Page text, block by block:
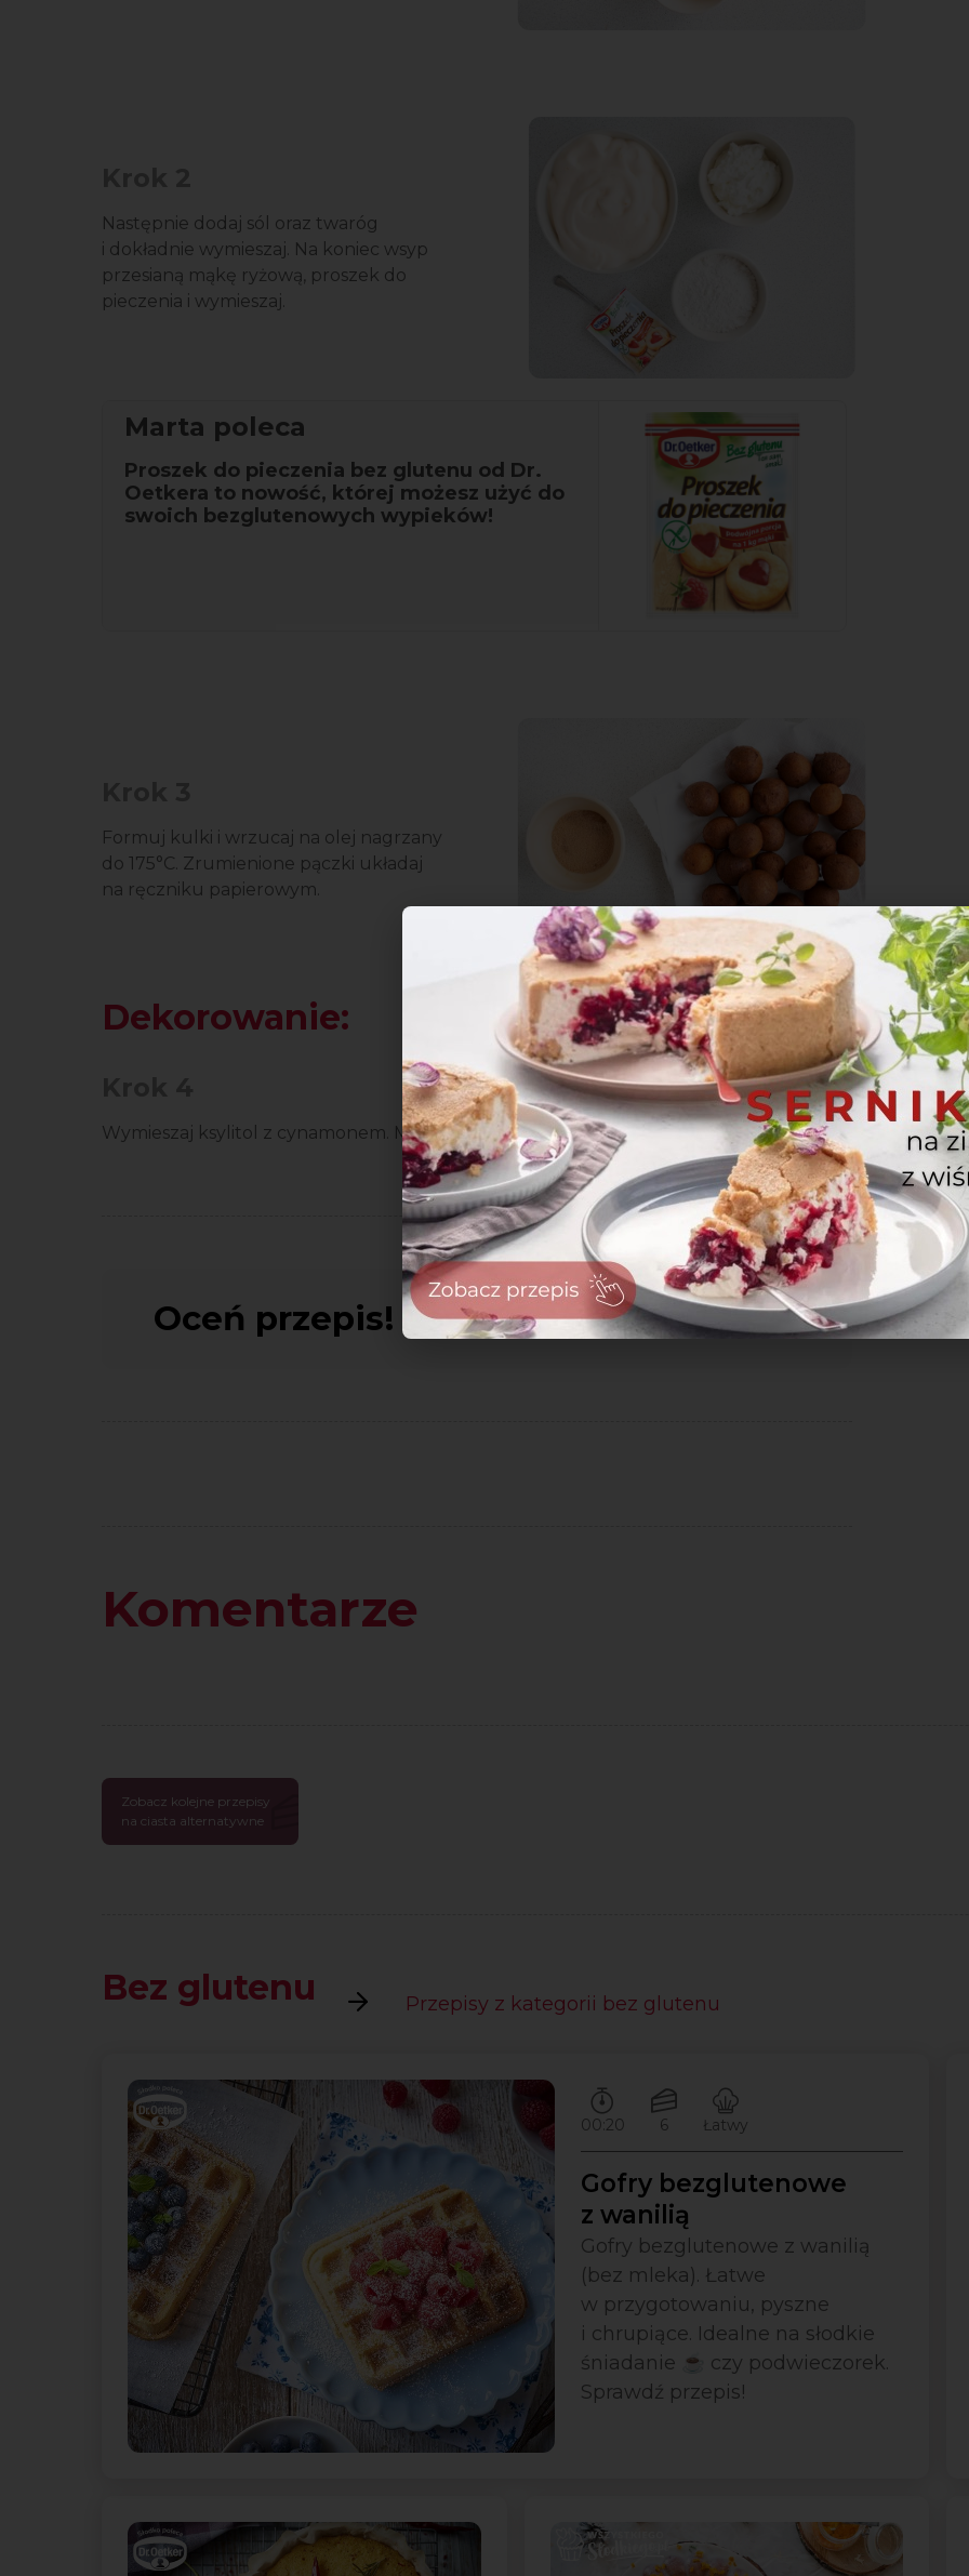
Następnie dodaj sól oraz twaróg
i dokładnie wymieszaj. Na koniec wsyp
przesianą mąkę ryżową, proszek do
pieczenia i wymieszaj.
Marta poleca
Proszek do pieczenia bez glutenu od Dr.
Oetkera to nowość, której możesz użyć do
swoich bezglutenowych wypieków!
Formuj kulki i wrzucaj na olej nagrzany
do 175°C. Zrumienione pączki układaj
na ręczniku papierowym.
Dekorowanie:
Wymieszaj ksylitol z cynamonem. Mieszanką obsyp pączki.
Oceń przepis!
Komentarze
Zobacz kolejne przepisy
na ciasta alternatywne
Bez glutenu Przepisy z kategorii bez glutenu
Czas przygotowywania:
00:20
Ilość porcji:
6
Poziom trudności:
Łatwy
Gofry bezglutenowe
z wanilią
Gofry bezglutenowe z wanilią
(bez mleka). Łatwe
w przygotowaniu, pyszne
i chrupiące. Idealne na słodkie
śniadanie ☕ czy podwieczorek.
Sprawdź przepis!